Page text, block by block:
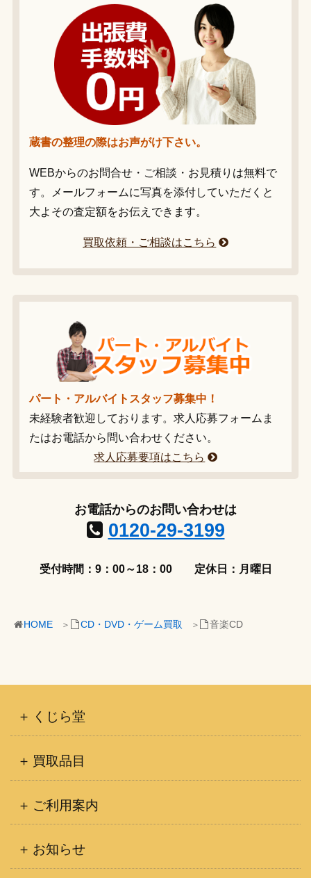
HOME CD・DVD・ゲーム買取 音楽CD
蔵書の整理の際はお声がけ下さい。
WEBからのお問合せ・ご相談・お見積りは無料で
す。メールフォームに写真を添付していただくと
大よその査定額をお伝えできます。
買取依頼・ご相談はこちら
パート・アルバイトスタッフ募集中！
未経験者歓迎しております。求人応募フォームま
たはお電話から問い合わせください。
求人応募要項はこちら
お電話からのお問い合わせは
0120-29-3199
受付時間：9：00～18：00 定休日：月曜日
くじら堂
買取品目
ご利用案内
お知らせ